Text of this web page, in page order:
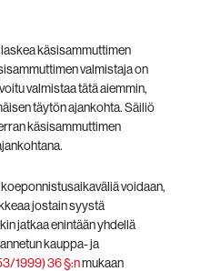
käsisammuttimen
valmistaja on
valmistaa tätä aiemmin,
täytön ajankohta. Säiliö
käsisammuttimen
voidaan,
jostain syystä
jatkaa enintään yhdellä
kauppa- ja
1999) 36 §:nmukaan